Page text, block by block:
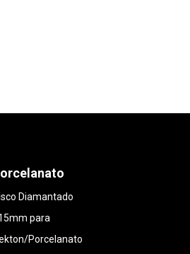
Diamantado
para
Porcelanato